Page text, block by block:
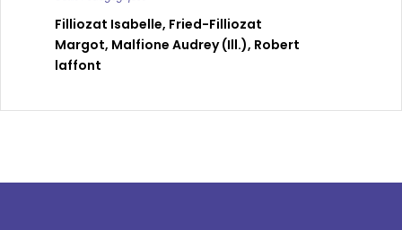
Filliozat Isabelle, Fried-Filliozat
Margot, Malfione Audrey (ill.), Robert
laffont